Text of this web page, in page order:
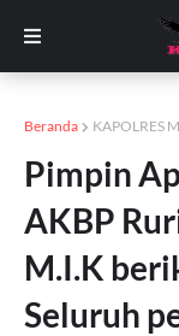
Beranda KAPOLRES
Pimpin
AKBP
M.I.K
Seluruh